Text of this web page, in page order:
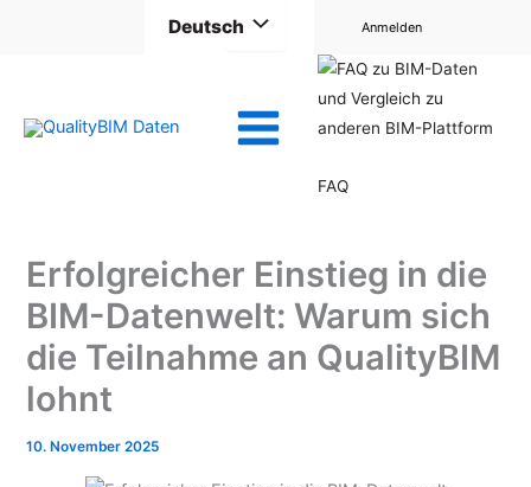
Deutsch Anmelden
FAQ
Erfolgreicher Einstieg in die
BIM-Datenwelt: Warum sich
die Teilnahme an QualityBIM
lohnt
10. November 2025